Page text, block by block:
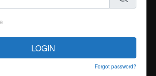
LOGIN
Forgot password?